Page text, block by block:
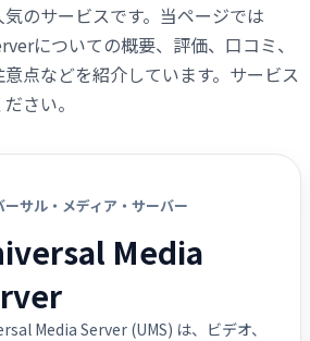
気のサービスです。当ページでは
についての概要、評価、口コミ、
点などを紹介しています。サービス
さい。
ーサル・メディア・サーバー
Media
Media Server (UMS) は、ビデオ、